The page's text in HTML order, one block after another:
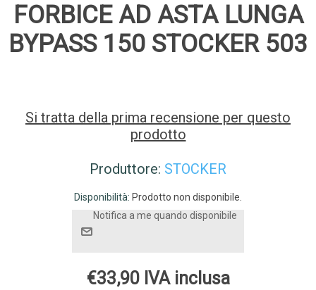
FORBICE AD ASTA LUNGA
BYPASS 150 STOCKER 503
Si tratta della prima recensione per questo
prodotto
Produttore: STOCKER
Disponibilità: Prodotto non disponibile.
Notifica a me quando disponibile
€33,90 IVA inclusa